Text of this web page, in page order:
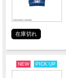
在庫切れ
NEW PICK UP